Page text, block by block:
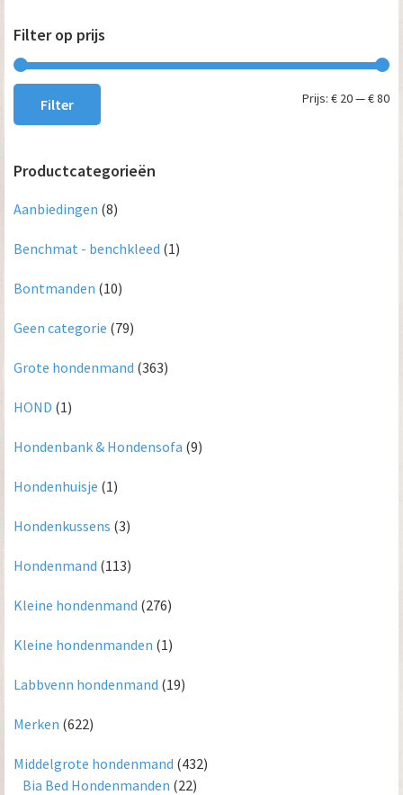
Filter op prijs
Filter Prijs: € 20—€ 80
Productcategorieën
Aanbiedingen (8)
Benchmat - benchkleed (1)
Bontmanden (10)
Geen categorie (79)
Grote hondenmand (363)
HOND (1)
Hondenbank & Hondensofa (9)
Hondenhuisje (1)
Hondenkussens (3)
Hondenmand (113)
Kleine hondenmand (276)
Kleine hondenmanden (1)
Labbvenn hondenmand (19)
Merken (622)
Middelgrote hondenmand (432)
Bia Bed Hondenmanden (22)